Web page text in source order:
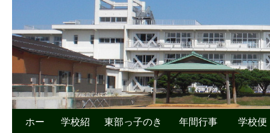
ホー
学校紹
東部っ子のき
年間行事
学校便